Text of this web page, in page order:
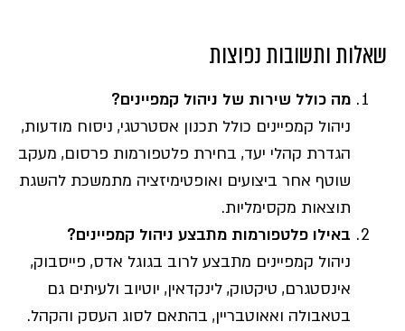
שאלות ותשובות נפוצות
מה כולל שירות של ניהול קמפיינים?
ניהול קמפיינים כולל תכנון אסטרטגי, ניסוח מודעות,
הגדרת קהלי יעד, בחירת פלטפורמות פרסום, מעקב
שוטף אחר ביצועים ואופטימיזציה מתמשכת להשגת
תוצאות מקסימליות.
באילו פלטפורמות מתבצע ניהול קמפיינים?
ניהול קמפיינים מתבצע לרוב בגוגל אדס, פייסבוק,
אינסטגרם, טיקטוק, לינקדאין, יוטיוב ולעיתים גם
בטאבולה ואאוטבריין, בהתאם לסוג העסק והקהל.